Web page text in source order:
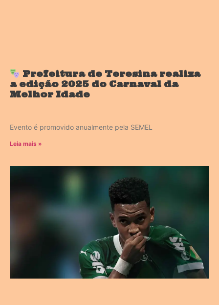
Prefeitura de Teresina realiza
a edição 2025 do Carnaval da
Melhor Idade
Evento é promovido anualmente pela SEMEL
Leia mais »